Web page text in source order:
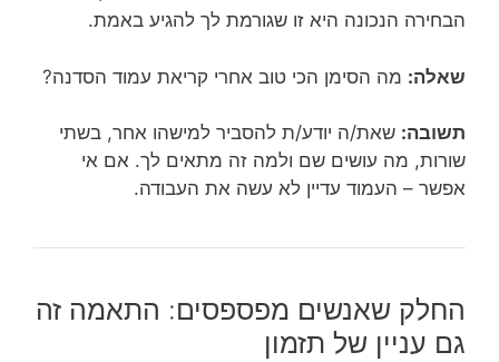
הבחירה הנכונה היא זו שגורמת לך להגיע באמת.
שאלה: מה הסימן הכי טוב אחרי קריאת עמוד הסדנה?
תשובה: שאת/ה יודע/ת להסביר למישהו אחר, בשתי
שורות, מה עושים שם ולמה זה מתאים לך. אם אי
אפשר – העמוד עדיין לא עשה את העבודה.
החלק שאנשים מפספסים: התאמה זה
גם עניין של תזמון